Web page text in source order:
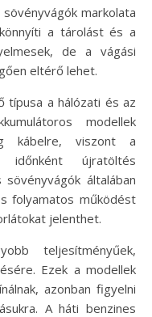
markolata
a tárolást és a
de a vágási
eltérő lehet.
típusa a hálózati és az
modellek
kábelre, viszont a
újratöltés
általában
folyamatos működést
jelenthet.
teljesítményűek,
Ezek a modellek
azonban figyelni
A háti benzines